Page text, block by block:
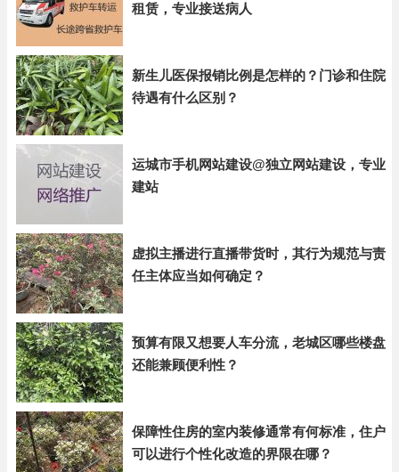
租赁，专业接送病人
新生儿医保报销比例是怎样的？门诊和住院
待遇有什么区别？
运城市手机网站建设@独立网站建设，专业
建站
虚拟主播进行直播带货时，其行为规范与责
任主体应当如何确定？
预算有限又想要人车分流，老城区哪些楼盘
还能兼顾便利性？
保障性住房的室内装修通常有何标准，住户
可以进行个性化改造的界限在哪？